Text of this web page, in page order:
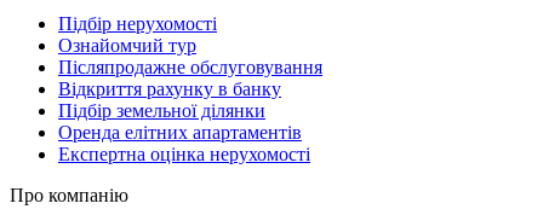
Підбір нерухомості
Ознайомчий тур
Післяпродажне обслуговування
Відкриття рахунку в банку
Підбір земельної ділянки
Оренда елітних апартаментів
Експертна оцінка нерухомості
Про компанію